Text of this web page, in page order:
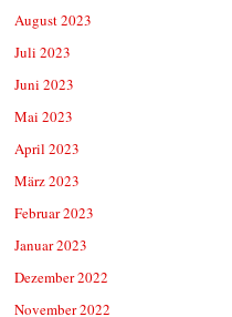
August 2023
Juli 2023
Juni 2023
Mai 2023
April 2023
März 2023
Februar 2023
Januar 2023
Dezember 2022
November 2022